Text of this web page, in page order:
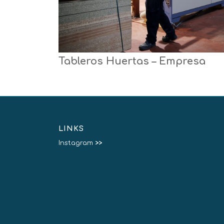
Tableros Huertas – Empresa
LINKS
Instagram >>